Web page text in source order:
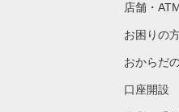
店舗・
お困りの
おからだ
口座開設